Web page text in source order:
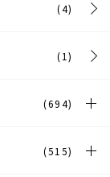
(4)
(1)
(694)
(515)